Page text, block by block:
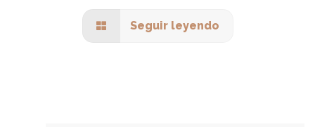
Seguir leyendo